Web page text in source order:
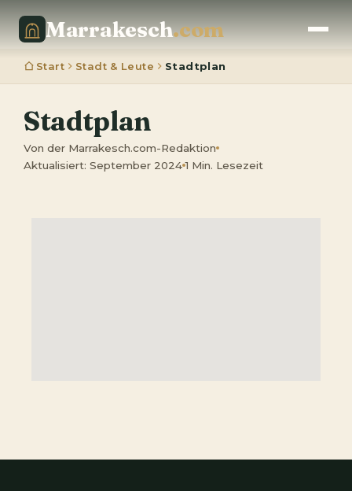
Marrakesch.com
Start Stadt & Leute Stadtplan
Stadtplan
Von der Marrakesch.com-Redaktion
Aktualisiert: September 2024 1 Min. Lesezeit